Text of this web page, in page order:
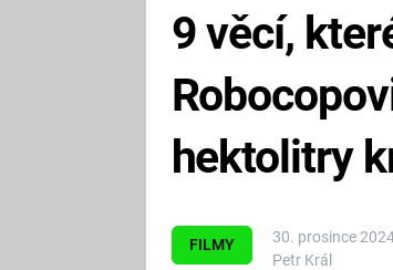
FILMY
30. prosince
Petr Král
9 věcí,
hektolitry